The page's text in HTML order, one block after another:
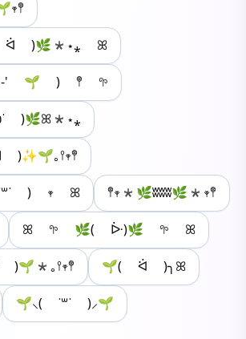
)🌿*⋆⁎ ꕤ
' 🌱 ) 𖤣 𖧧
)🌿ꕤ*⋆⁎
)✨🌱｡𖥣𖥧𖤣
) 𖥧 ꕤ 𖤣𖥧*🌿ʬʬʬ🌿*𖥧𖤣
ꕤ 𖧧 🌿( ᐕ)🌿 𖧧 ꕤ
)🌱*｡𖥣𖥧𖤣 🌱( ᐛ )╮ꕤ
🌱⸜( ˙꒳˙ )⸝🌱